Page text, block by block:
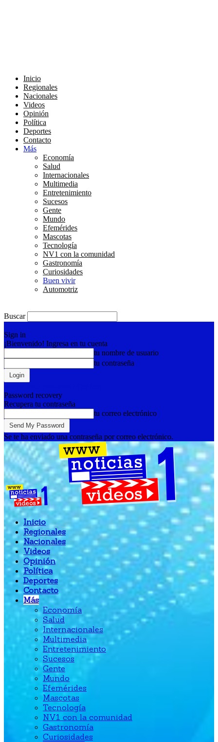
Inicio
Regionales
Nacionales
Videos
Opinión
Política
Deportes
Contacto
Más
Economía
Salud
Internacionales
Multimedia
Entretenimiento
Sucesos
Gente
Mundo
Efemérides
Mascotas
Tecnología
NV1 con la comunidad
Gastronomía
Curiosidades
Buen vivir
Automotriz
Buscar
Sign in
¡Bienvenido! Ingresa en tu cuenta
tu nombre de usuario
tu contraseña
Password recovery
Recupera tu contraseña
tu correo electrónico
Se te ha enviado una contraseña por correo electrónico.
Inicio
Regionales
Nacionales
Videos
Opinión
Política
Deportes
Contacto
Más
Economía
Salud
Internacionales
Multimedia
Entretenimiento
Sucesos
Gente
Mundo
Efemérides
Mascotas
Tecnología
NV1 con la comunidad
Gastronomía
Curiosidades